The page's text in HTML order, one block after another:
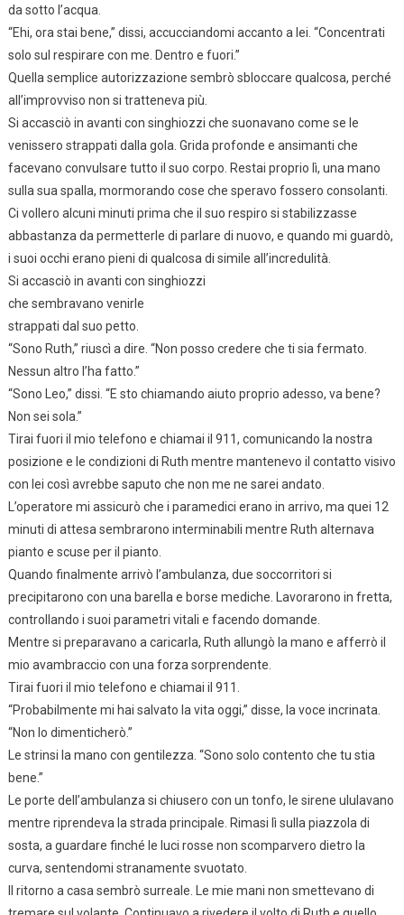
da sotto l’acqua.
“Ehi, ora stai bene,” dissi, accucciandomi accanto a lei. “Concentrati
solo sul respirare con me. Dentro e fuori.”
Quella semplice autorizzazione sembrò sbloccare qualcosa, perché
all’improvviso non si tratteneva più.
Si accasciò in avanti con singhiozzi che suonavano come se le
venissero strappati dalla gola. Grida profonde e ansimanti che
facevano convulsare tutto il suo corpo. Restai proprio lì, una mano
sulla sua spalla, mormorando cose che speravo fossero consolanti.
Ci vollero alcuni minuti prima che il suo respiro si stabilizzasse
abbastanza da permetterle di parlare di nuovo, e quando mi guardò,
i suoi occhi erano pieni di qualcosa di simile all’incredulità.
Si accasciò in avanti con singhiozzi
che sembravano venirle
strappati dal suo petto.
“Sono Ruth,” riuscì a dire. “Non posso credere che ti sia fermato.
Nessun altro l’ha fatto.”
“Sono Leo,” dissi. “E sto chiamando aiuto proprio adesso, va bene?
Non sei sola.”
Tirai fuori il mio telefono e chiamai il 911, comunicando la nostra
posizione e le condizioni di Ruth mentre mantenevo il contatto visivo
con lei così avrebbe saputo che non me ne sarei andato.
L’operatore mi assicurò che i paramedici erano in arrivo, ma quei 12
minuti di attesa sembrarono interminabili mentre Ruth alternava
pianto e scuse per il pianto.
Quando finalmente arrivò l’ambulanza, due soccorritori si
precipitarono con una barella e borse mediche. Lavorarono in fretta,
controllando i suoi parametri vitali e facendo domande.
Mentre si preparavano a caricarla, Ruth allungò la mano e afferrò il
mio avambraccio con una forza sorprendente.
Tirai fuori il mio telefono e chiamai il 911.
“Probabilmente mi hai salvato la vita oggi,” disse, la voce incrinata.
“Non lo dimenticherò.”
Le strinsi la mano con gentilezza. “Sono solo contento che tu stia
bene.”
Le porte dell’ambulanza si chiusero con un tonfo, le sirene ululavano
mentre riprendeva la strada principale. Rimasi lì sulla piazzola di
sosta, a guardare finché le luci rosse non scomparvero dietro la
curva, sentendomi stranamente svuotato.
Il ritorno a casa sembrò surreale. Le mie mani non smettevano di